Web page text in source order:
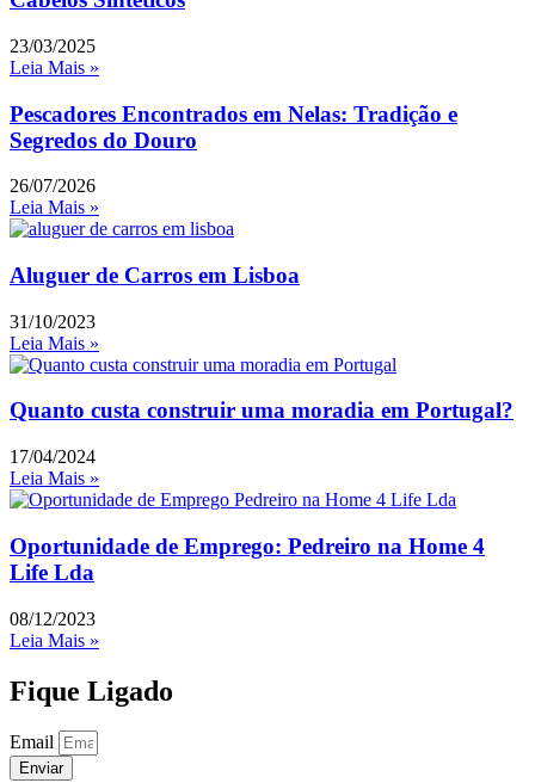
23/03/2025
Leia Mais »
Pescadores Encontrados em Nelas: Tradição e
Segredos do Douro
26/07/2026
Leia Mais »
Aluguer de Carros em Lisboa
31/10/2023
Leia Mais »
Quanto custa construir uma moradia em Portugal?
17/04/2024
Leia Mais »
Oportunidade de Emprego: Pedreiro na Home 4
Life Lda
08/12/2023
Leia Mais »
Fique Ligado
Email
Enviar